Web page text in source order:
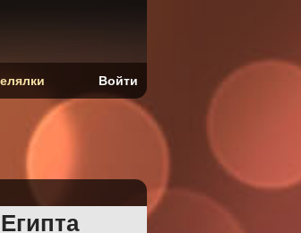
Войти